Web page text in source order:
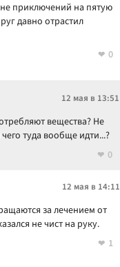
приключений на пятую
давно отрастил
0
12 мая в 13:51
вещества? Не
туда вообще идти...?
0
12 мая в 14:11
за лечением от
не чист на руку.
1